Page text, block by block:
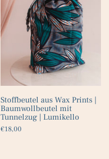
Stoffbeutel aus Wax Prints |
Baumwollbeutel mit
Tunnelzug | Lumikello
€18,00